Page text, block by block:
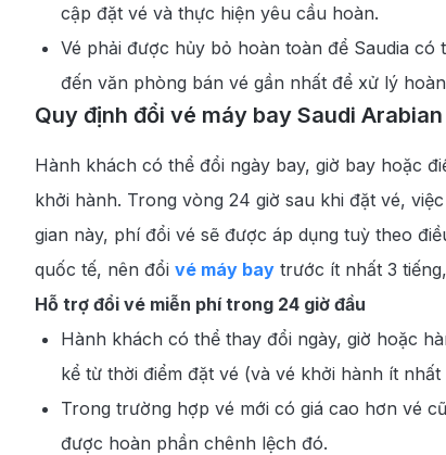
cập đặt vé và thực hiện yêu cầu hoàn.
Vé phải được hủy bỏ hoàn toàn để Saudia
đến văn phòng bán vé gần nhất để xử lý
Quy định đổi vé máy bay Saudi
Hành khách có thể đổi ngày bay, giờ bay hoặc
khởi hành. Trong vòng 24 giờ sau khi đặt vé,
gian này, phí đổi vé sẽ được áp dụng tuỳ theo
quốc tế, nên đổi vé máy bay trước ít nhất 3
Hỗ trợ đổi vé miễn phí trong 24 giờ đầu
Hành khách có thể thay đổi ngày, giờ hoặc
kể từ thời điểm đặt vé (và vé khởi hành ít
Trong trường hợp vé mới có giá cao hơn vé
được hoàn phần chênh lệch đó.